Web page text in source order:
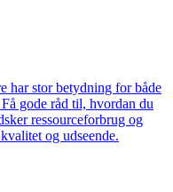
har stor betydning for både
gode råd til, hvordan du
ressourceforbrug og
og udseende.